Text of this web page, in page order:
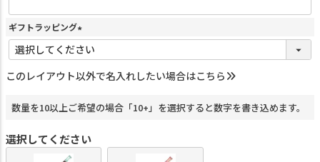
ギフトラッピング
(
必
)
このレイアウト以外で名入れしたい場合はこちら
数量を10以上ご希望の場合「10+」を選択すると数字を書き込めます。
選択してください